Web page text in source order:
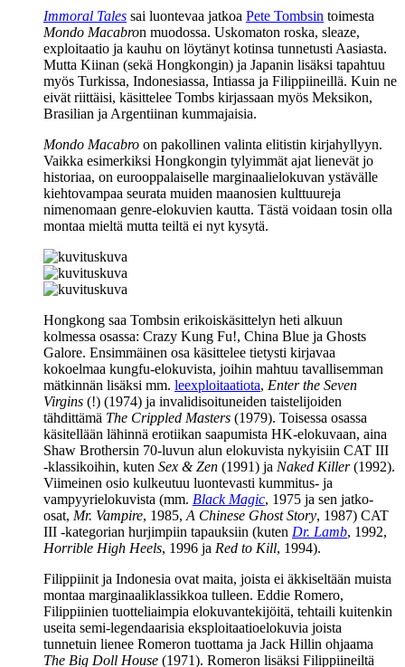
Immoral Tales sai luontevaa jatkoa Pete Tombsin toimesta
Mondo Macabron muodossa. Uskomaton roska, sleaze,
exploitaatio ja kauhu on löytänyt kotinsa tunnetusti Aasiasta.
Mutta Kiinan (sekä Hongkongin) ja Japanin lisäksi tapahtuu
myös Turkissa, Indonesiassa, Intiassa ja Filippiineillä. Kuin ne
eivät riittäisi, käsittelee Tombs kirjassaan myös Meksikon,
Brasilian ja Argentiinan kummajaisia.
Mondo Macabro on pakollinen valinta elitistin kirjahyllyyn.
Vaikka esimerkiksi Hongkongin tylyimmät ajat lienevät jo
historiaa, on eurooppalaiselle marginaalielokuvan ystävälle
kiehtovampaa seurata muiden maanosien kulttuureja
nimenomaan genre-elokuvien kautta. Tästä voidaan tosin olla
montaa mieltä mutta teiltä ei nyt kysytä.
Hongkong saa Tombsin erikoiskäsittelyn heti alkuun
kolmessa osassa: Crazy Kung Fu!, China Blue ja Ghosts
Galore. Ensimmäinen osa käsittelee tietysti kirjavaa
kokoelmaa kungfu-elokuvista, joihin mahtuu tavallisemman
mätkinnän lisäksi mm. leexploitaatiota, Enter the Seven
Virgins (!) (1974) ja invalidisoituneiden taistelijoiden
tähdittämä The Crippled Masters (1979). Toisessa osassa
käsitellään lähinnä erotiikan saapumista HK‑elokuvaan, aina
Shaw Brothersin 70‑luvun alun elokuvista nykyisiin CAT III
‑klassikoihin, kuten Sex & Zen (1991) ja Naked Killer(1992).
Viimeinen osio kulkeutuu luontevasti kummitus‑ ja
vampyyrielokuvista (mm. Black Magic, 1975 ja sen jatko-
osat, Mr. Vampire, 1985,A Chinese Ghost Story, 1987) CAT
III ‑kategorian hurjimpiin tapauksiin (kuten Dr. Lamb, 1992,
Horrible High Heels, 1996 ja Red to Kill, 1994).
Filippiinit ja Indonesia ovat maita, joista ei äkkiseltään muista
montaa marginaaliklassikkoa tulleen. Eddie Romero,
Filippiinien tuotteliaimpia elokuvantekijöitä, tehtaili kuitenkin
useita semi-legendaarisia eksploitaatioelokuvia joista
tunnetuin lienee Romeron tuottama ja Jack Hillin ohjaama
The Big Doll House (1971). Romeron lisäksi Filippiineiltä